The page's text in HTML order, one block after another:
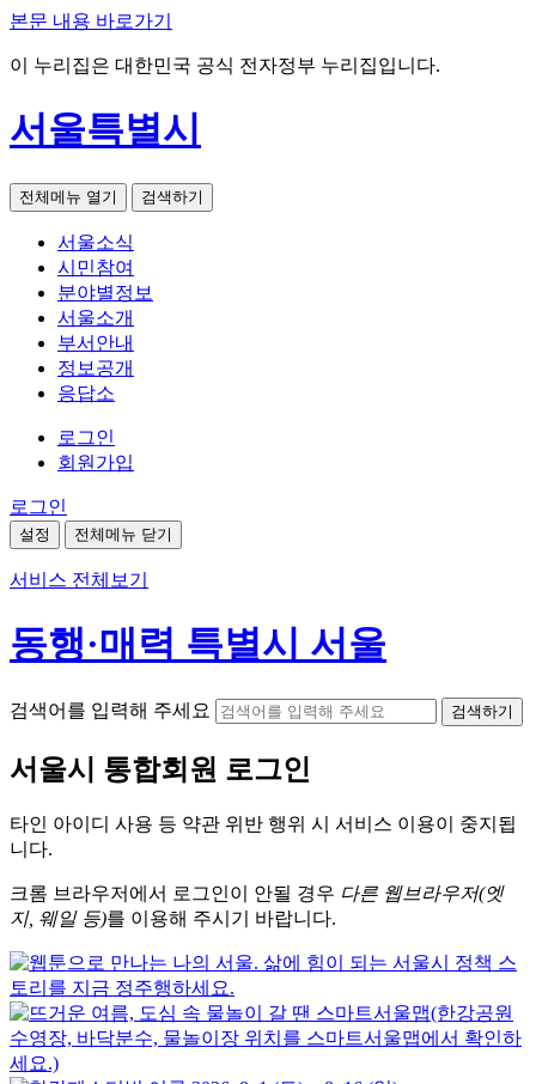
본문 내용 바로가기
이 누리집은 대한민국 공식 전자정부 누리집입니다.
서울특별시
전체메뉴 열기 검색하기
서울소식
시민참여
분야별정보
서울소개
부서안내
정보공개
응답소
로그인
회원가입
로그인
설정 전체메뉴 닫기
서비스 전체보기
동행·매력 특별시 서울
검색어를 입력해 주세요 검색하기
서울시 통합회원 로그인
타인 아이디 사용 등 약관 위반 행위 시 서비스 이용이 중지됩
니다.
크롬 브라우저에서 로그인이 안될 경우 다른 웹브라우저(엣
지, 웨일 등)를 이용해 주시기 바랍니다.